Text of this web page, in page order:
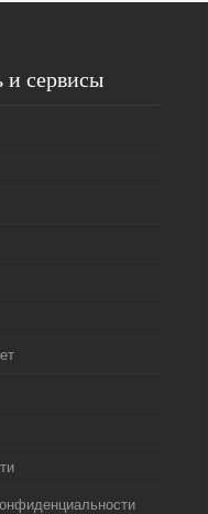
сервисы